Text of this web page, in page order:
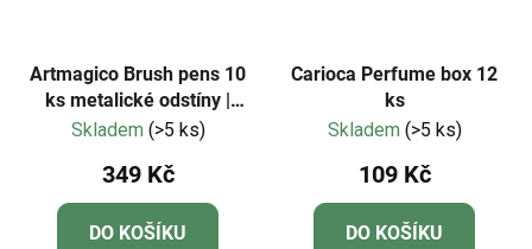
Artmagico Brush pens 10
ks metalické odstíny |
181967
Skladem (>5 ks)
349 Kč
DO KOŠÍKU
Carioca Perfume box 12
ks
Skladem (>5 ks)
109 Kč
DO KOŠÍKU